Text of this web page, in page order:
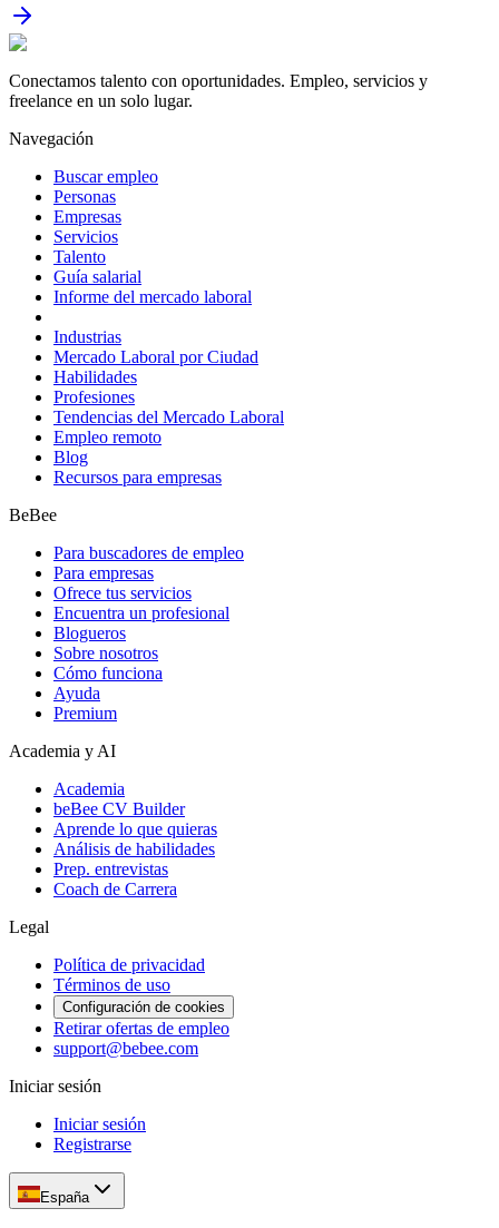
Conectamos talento con oportunidades. Empleo, servicios y
freelance en un solo lugar.
Navegación
Buscar empleo
Personas
Empresas
Servicios
Talento
Guía salarial
Informe del mercado laboral
Industrias
Mercado Laboral por Ciudad
Habilidades
Profesiones
Tendencias del Mercado Laboral
Empleo remoto
Blog
Recursos para empresas
BeBee
Para buscadores de empleo
Para empresas
Ofrece tus servicios
Encuentra un profesional
Blogueros
Sobre nosotros
Cómo funciona
Ayuda
Premium
Academia y AI
Academia
beBee CV Builder
Aprende lo que quieras
Análisis de habilidades
Prep. entrevistas
Coach de Carrera
Legal
Política de privacidad
Términos de uso
Configuración de cookies
Retirar ofertas de empleo
support@bebee.com
Iniciar sesión
Iniciar sesión
Registrarse
España